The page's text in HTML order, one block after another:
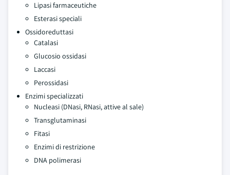
Lipasi farmaceutiche
Esterasi speciali
Ossidoreduttasi
Catalasi
Glucosio ossidasi
Laccasi
Perossidasi
Enzimi specializzati
Nucleasi (DNasi, RNasi, attive al sale)
Transglutaminasi
Fitasi
Enzimi di restrizione
DNA polimerasi